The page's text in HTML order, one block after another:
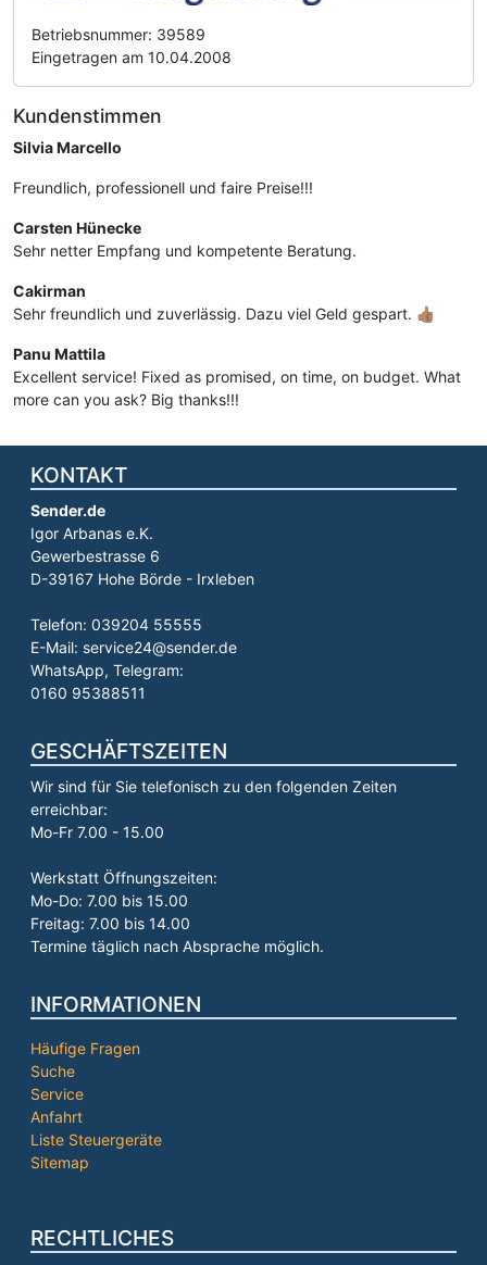
Betriebsnummer: 39589
Eingetragen am 10.04.2008
Kundenstimmen
Silvia Marcello
Freundlich, professionell und faire Preise!!!
Carsten Hünecke
Sehr netter Empfang und kompetente Beratung.
Cakirman
Sehr freundlich und zuverlässig. Dazu viel Geld gespart. 👍🏽
Panu Mattila
Excellent service! Fixed as promised, on time, on budget. What
more can you ask? Big thanks!!!
KONTAKT
Sender.de
Igor Arbanas e.K.
Gewerbestrasse 6
D-39167 Hohe Börde - Irxleben
Telefon: 039204 55555
E-Mail: service24@sender.de
WhatsApp, Telegram:
0160 95388511
GESCHÄFTSZEITEN
Wir sind für Sie telefonisch zu den folgenden Zeiten
erreichbar:
Mo-Fr 7.00 - 15.00
Werkstatt Öffnungszeiten:
Mo-Do: 7.00 bis 15.00
Freitag: 7.00 bis 14.00
Termine täglich nach Absprache möglich.
INFORMATIONEN
Häufige Fragen
Suche
Service
Anfahrt
Liste Steuergeräte
Sitemap
RECHTLICHES